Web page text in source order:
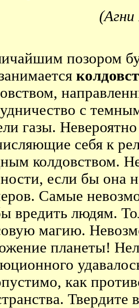
позором
с
газы.
себя к
колдовством.
если бы она
Самые
вредить людям.
магию.
планеты!
как
Твердите